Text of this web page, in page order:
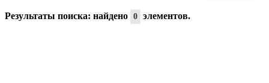
Результаты поиска: найдено 0 элементов.